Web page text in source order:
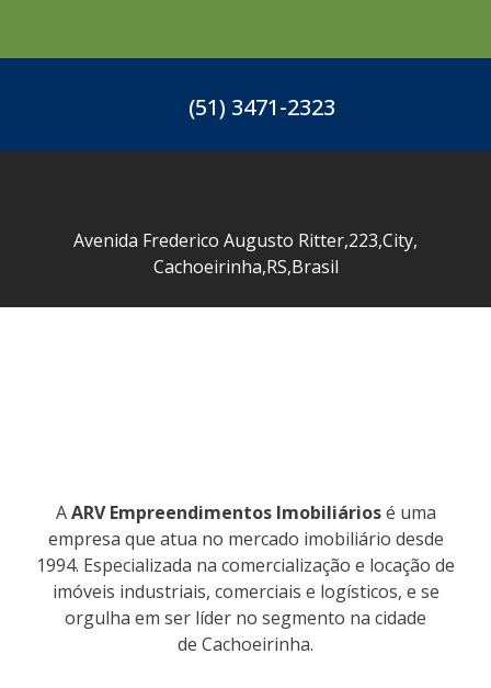
(51) 3471-2323
Avenida Frederico Augusto Ritter,223,City,
Cachoeirinha,RS,Brasil
AARV Empreendimentos Imobiliáriosé uma
empresa que atua no mercado imobiliário desde
1994. Especializada na comercialização e locação de
imóveis industriais, comerciais e logísticos, e se
orgulha em ser líder no segmento na cidade
de Cachoeirinha.